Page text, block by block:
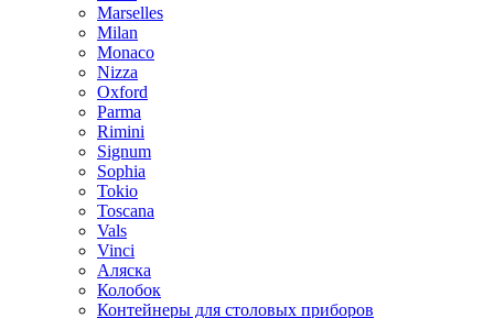
Marselles
Milan
Monaco
Nizza
Oxford
Parma
Rimini
Signum
Sophia
Tokio
Toscana
Vals
Vinci
Аляска
Колобок
Контейнеры для столовых приборов